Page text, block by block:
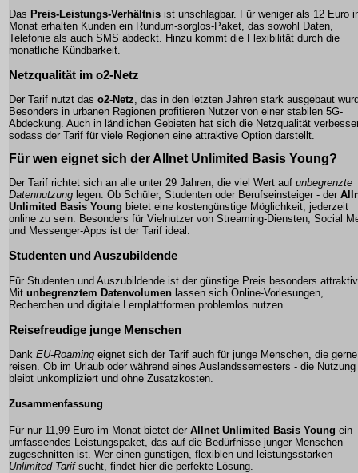
Das Preis-Leistungs-Verhältnis ist unschlagbar. Für weniger als 12 Euro
Monat erhalten Kunden ein Rundum-sorglos-Paket, das sowohl Daten,
Telefonie als auch SMS abdeckt. Hinzu kommt die Flexibilität durch die
monatliche Kündbarkeit.
Netzqualität im o2-Netz
Der Tarif nutzt das o2-Netz, das in den letzten Jahren stark ausgebaut
Besonders in urbanen Regionen profitieren Nutzer von einer stabilen 5G-
Abdeckung. Auch in ländlichen Gebieten hat sich die Netzqualität
sodass der Tarif für viele Regionen eine attraktive Option darstellt.
Für wen eignet sich der Allnet Unlimited Basis Young?
Der Tarif richtet sich an alle unter 29 Jahren, die viel Wert auf unbegrenzte
Datennutzung legen. Ob Schüler, Studenten oder Berufseinsteiger - der
Unlimited Basis Young bietet eine kostengünstige Möglichkeit, jederzeit
online zu sein. Besonders für Vielnutzer von Streaming-Diensten, Social
und Messenger-Apps ist der Tarif ideal.
Studenten und Auszubildende
Für Studenten und Auszubildende ist der günstige Preis besonders
Mit unbegrenztem Datenvolumen lassen sich Online-Vorlesungen,
Recherchen und digitale Lernplattformen problemlos nutzen.
Reisefreudige junge Menschen
Dank EU-Roaming eignet sich der Tarif auch für junge Menschen, die gerne
reisen. Ob im Urlaub oder während eines Auslandssemesters - die Nutzung
bleibt unkompliziert und ohne Zusatzkosten.
Zusammenfassung
Für nur 11,99 Euro im Monat bietet der Allnet Unlimited Basis Young ein
umfassendes Leistungspaket, das auf die Bedürfnisse junger Menschen
zugeschnitten ist. Wer einen günstigen, flexiblen und leistungsstarken
Unlimited Tarifsucht, findet hier die perfekte Lösung.